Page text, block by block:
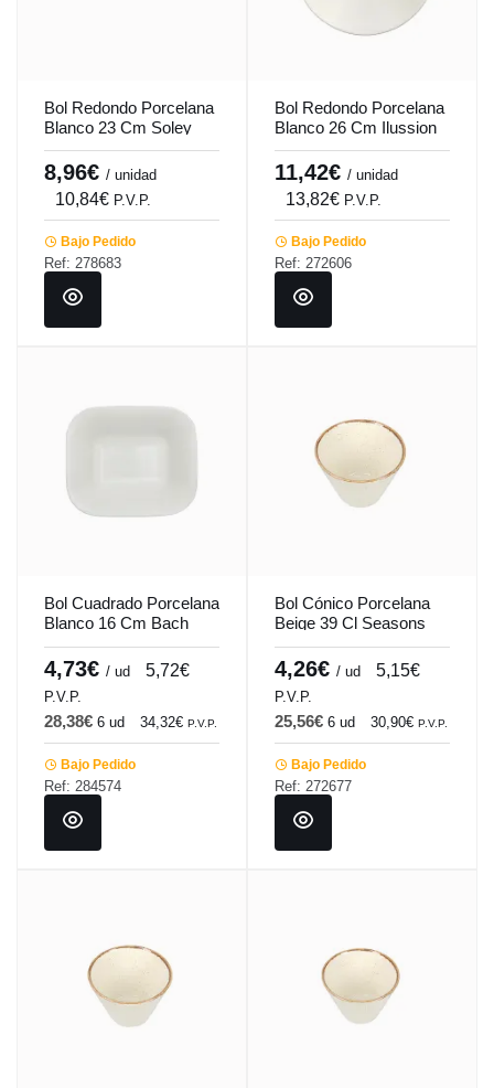
Bol Redondo Porcelana
Blanco 23 Cm Soley
Porland
8,96€ / unidad
10,84€ P.V.P.
Bajo Pedido
Ref: 278683
Bol Redondo Porcelana
Blanco 26 Cm Ilussion
Porland
11,42€ / unidad
13,82€ P.V.P.
Bajo Pedido
Ref: 272606
Bol Cuadrado Porcelana
Blanco 16 Cm Bach
Porland
4,73€ / ud 5,72€
P.V.P.
28,38€ 6 ud 34,32€ P.V.P.
Bajo Pedido
Ref: 284574
Bol Cónico Porcelana
Beige 39 Cl Seasons
Porland
4,26€ / ud 5,15€
P.V.P.
25,56€ 6 ud 30,90€ P.V.P.
Bajo Pedido
Ref: 272677